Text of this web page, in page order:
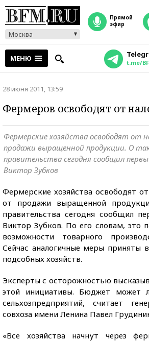
Москва
прямой
эфир
МЕНЮ t.me/
28 июня 2011, 13:59
Фермеров освободят от
Фермерские хозяйства освободят от
продажи выращенной продукции. О
правительства сегодня сообщил
Виктор Зубков
Фермерские хозяйства освободят
от продажи выращенной
правительства сегодня сообщил
Виктор Зубков. По его словам, это
возможности товарного
Сейчас аналогичные меры приняты
подсобных хозяйств.
Эксперты с осторожностью
этой инициативы. Бюджет может
сельхозпредприятий, считает
совхоза имени Ленина Павел
«Все хозяйства начнут через